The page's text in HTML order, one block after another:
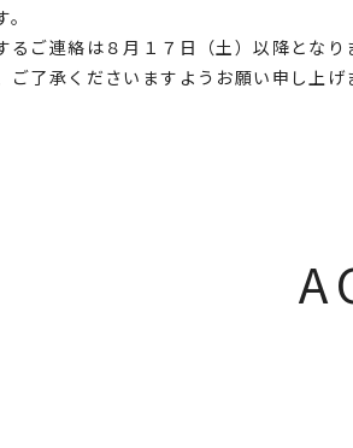
ご連絡は８月１７日（土）以降となり
了承くださいますようお願い申し上げ